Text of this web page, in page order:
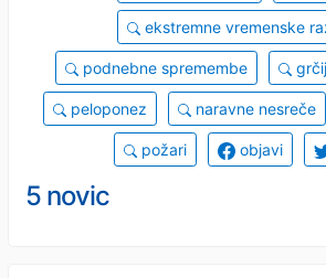
ekstremne vremenske
podnebne spremembe
peloponez naravne nesreče
požari objavi
5 novic